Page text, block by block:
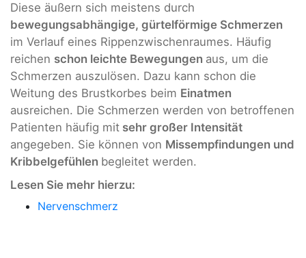
Diese äußern sich meistens durch
bewegungsabhängige, gürtelförmige Schmerzen
im Verlauf eines Rippenzwischenraumes. Häufig
reichen schon leichte Bewegungen aus, um die
Schmerzen auszulösen. Dazu kann schon die
Weitung des Brustkorbes beim Einatmen
ausreichen. Die Schmerzen werden von betroffenen
Patienten häufig mit sehr großer Intensität
angegeben. Sie können von Missempfindungen und
Kribbelgefühlen begleitet werden.
Lesen Sie mehr hierzu:
Nervenschmerz